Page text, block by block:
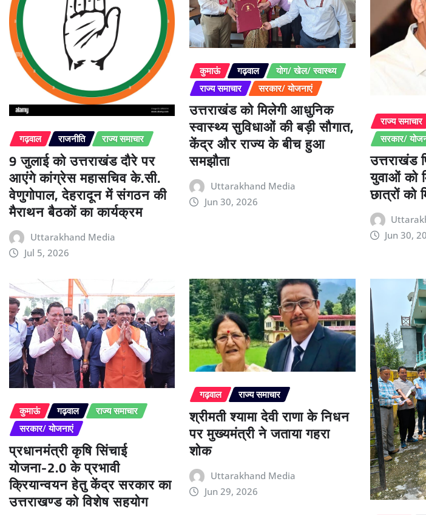
गढ़वाल राजनीति राज्य समाचार
9 जुलाई को उत्तराखंड दौरे पर
आएंगे कांग्रेस महासचिव के.सी.
वेणुगोपाल, देहरादून में संगठन की
मैराथन बैठकों का कार्यक्रम
Uttarakhand Media
Jul 5, 2026
कुमाऊं गढ़वाल
योग/ खेल/ स्वास्थ्य
राज्य समाचार
सरकार/ योजनाएं
उत्तराखंड को मिलेगी आधुनिक
स्वास्थ्य सुविधाओं की बड़ी सौगात,
केंद्र और राज्य के बीच हुआ
समझौता
Uttarakhand Media
Jun 30, 2026
राज्य समाचार
सरकार/
उत्तराखंड
युवाओं को
छात्रों को
Jun 30,
कुमाऊं गढ़वाल
राज्य समाचार
सरकार/ योजनाएं
प्रधानमंत्री कृषि सिंचाई
योजना-2.0 के प्रभावी
क्रियान्वयन हेतु केंद्र सरकार का
उत्तराखण्ड को विशेष सहयोग
गढ़वाल राज्य समाचार
श्रीमती श्यामा देवी राणा के निधन
पर मुख्यमंत्री ने जताया गहरा
शोक
Uttarakhand Media
Jun 29, 2026